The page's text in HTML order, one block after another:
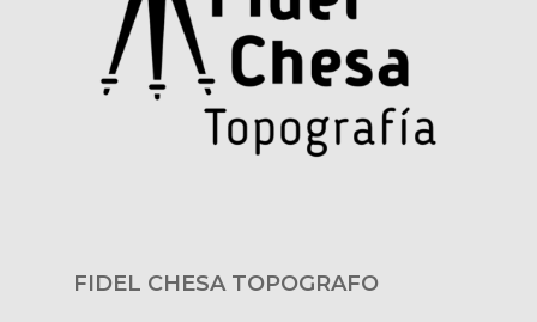
FIDEL CHESA TOPOGRAFO